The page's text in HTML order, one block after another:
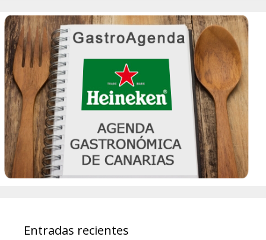
Entradas recientes